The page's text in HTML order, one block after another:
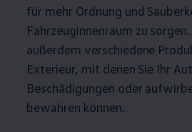
für mehr Ordnung und
Fahrzeuginnenraum zu
außerdem verschiedene
Exterieur, mit denen Sie Ihr
Beschädigungen oder
bewahren können.